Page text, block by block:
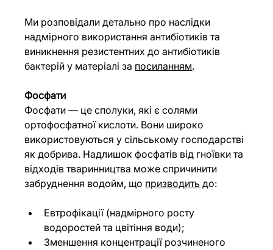
Ми розповідали детально про наслідки
надмірного використання антибіотиків та
виникнення резистентних до антибіотиків
бактерій у матеріалі за посиланням.
Фосфати
Фосфати — це сполуки, які є солями
ортофосфатної кислоти. Вони широко
використовуються у сільському господарстві
як добрива. Надлишок фосфатів від гноївки та
відходів тваринництва може спричинити
забруднення водойм, що призводить до:
Евтрофікації (надмірного росту
водоростей та цвітіння води);
Зменшення концентрації розчиненого